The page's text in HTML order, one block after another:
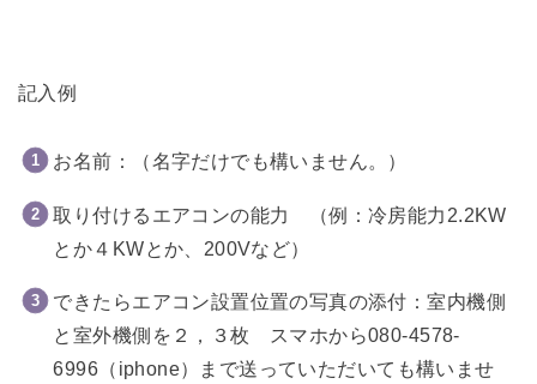
記入例
お名前：（名字だけでも構いません。）
取り付けるエアコンの能力 （例：冷房能力2.2KW
とか４KWとか、200Vなど）
できたらエアコン設置位置の写真の添付：室内機側
と室外機側を２，３枚 スマホから080-4578-
6996（iphone）まで送っていただいても構いませ